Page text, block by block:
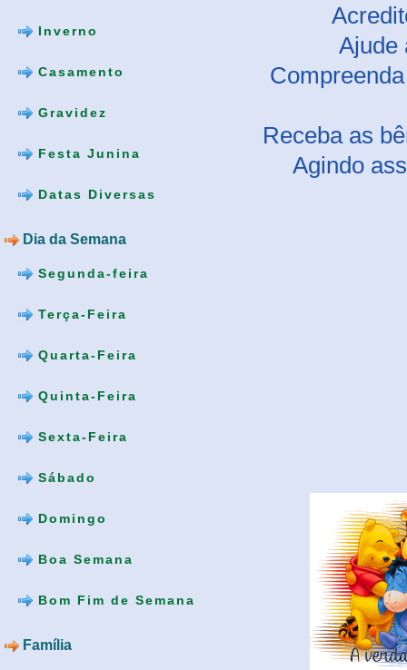
Inverno
Casamento
Gravidez
Festa Junina
Datas Diversas
Dia da Semana
Segunda-feira
Terça-Feira
Quarta-Feira
Quinta-Feira
Sexta-Feira
Sábado
Domingo
Boa Semana
Bom Fim de Semana
Família
Ajude
Receba as
Agindo